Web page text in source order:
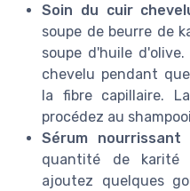
Soin du cuir
soupe de beurre de
soupe d'huile
chevelu pendant
la fibre capillaire.
procédez au
Sérum nourrissant
quantité de karité
ajoutez quelques